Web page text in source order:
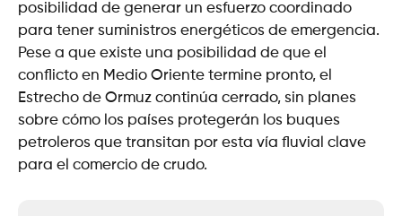
posibilidad de generar un esfuerzo coordinado
para tener suministros energéticos de emergencia.
Pese a que existe una posibilidad de que el
conflicto en Medio Oriente termine pronto, el
Estrecho de Ormuz continúa cerrado, sin planes
sobre cómo los países protegerán los buques
petroleros que transitan por esta vía fluvial clave
para el comercio de crudo.